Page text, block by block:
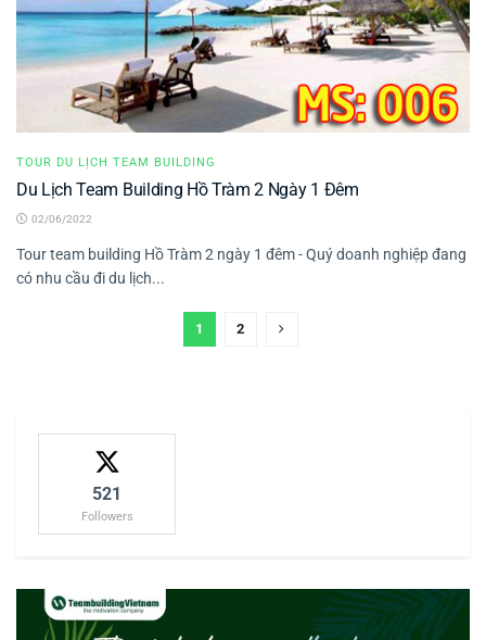
TOUR DU LỊCH TEAM BUILDING
Du Lịch Team Building Hồ Tràm 2 Ngày 1 Đêm
02/06/2022
Tour team building Hồ Tràm 2 ngày 1 đêm - Quý doanh nghiệp đang
có nhu cầu đi du lịch...
1 2
521
Followers